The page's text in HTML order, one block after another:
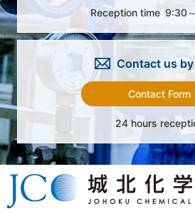
Reception time 9:30
Contact us
Contact Form
24 hours